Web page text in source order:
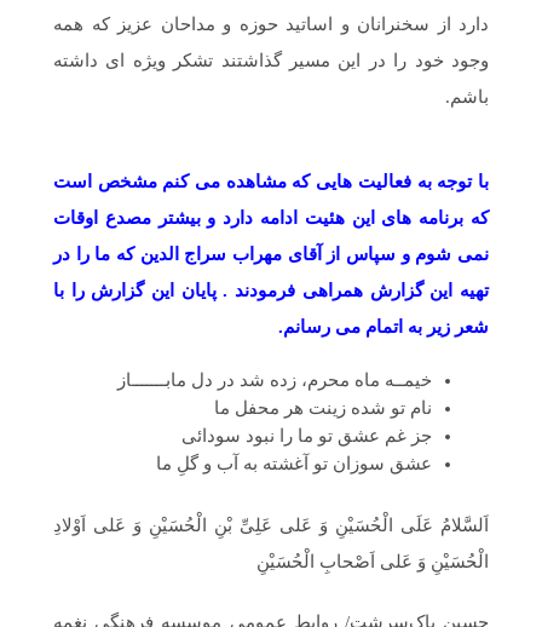
دارد از سخنرانان و اساتید حوزه و مداحان عزیز که همه
وجود خود را در این مسیر گذاشتند تشکر ویژه ای داشته
باشم.
با توجه به فعالیت هایی که مشاهده می کنم مشخص است
که برنامه های این هئیت ادامه دارد و بیشتر مصدع اوقات
نمی شوم و سپاس از آقای مهراب سراج الدین که ما را در
تهیه این گزارش همراهی فرمودند . پایان این گزارش را با
شعر زیر به اتمام می رسانم.
خیمــه ماه محرم، زده شد در دل مابـــــــاز
نام تو شده زینت هر محفل ما
جز غم عشق تو ما را نبود سودائی
عشق سوزان تو آغشته به آب و گلِ ما
اَلسَّلامُ عَلَى الْحُسَیْنِ وَ عَلى عَلِىِّ بْنِ الْحُسَیْنِ وَ عَلى اَوْلادِ
الْحُسَیْنِ وَ عَلى اَصْحابِ الْحُسَیْنِ
حسین پاک‌سرشت/ روابط عمومی موسسه فرهنگی نغمه